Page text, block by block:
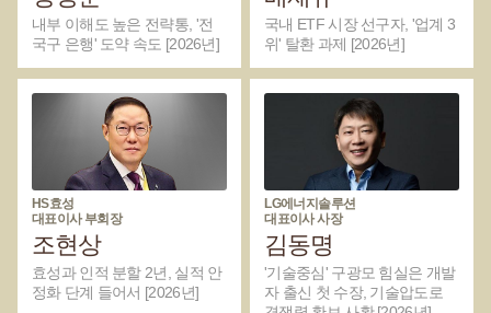
우건설, LG화학, SK이노베이션 등의 영업이익이 감소한 것으로
나타났다.배터리 분야는 결과가 엇갈리는 모습이었다. LG에너
지솔루션, 에코프로, 에코프로비엠 등은 영업이익이 늘어난 반
면 삼성SDI, 포스코퓨처엠 등은 감소했다.국내 상장사 가운데
2021~2025년 기간 동안 재생에너지 관련 사업 추진건수 상위
10대 기업을 모은 그래프. 위쪽부터 한국전력공사, 한화, SK, 한
화오션, HD현대, GS, 두산에너빌리티, HD한국조선해양, SK이
노베이션, 두산 등이다. <비즈니스포스트>조선 및 방산·항공우
주 기업들은 모두 수익이 늘었다. 한화오션, HD한국조선해양,
한화에어로스페이스, 한화시스템, HD현대중공업 등이 여기에
포함됐다.최근 조선과 방산 분야의 업황이 크게 개선된 영향을
많이 받았는데 사업경쟁력 확대를 위해 재생에너지 관련 사업
을 활발하게 추진한 것으로 풀이된다.재생에너지와 밀접한 연
관성이 있는 ESG(환경·사회·지배구조), 전환금융(녹색산업 지
내부 이해도 높은 전략통, '전
국구 은행' 도약 속도 [2026년]
국내 ETF 시장 선구자, '업계 3
위' 탈환 과제 [2026년]
HS효성
대표이사 부회장
조현상
효성과 인적 분할 2년, 실적 안
정화 단계 들어서 [2026년]
LG에너지솔루션
대표이사 사장
김동명
'기술중심' 구광모 힘실은 개발
자 출신 첫 수장, 기술압도로